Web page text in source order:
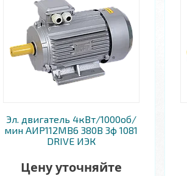
Эл. двигатель 4кВт/1000об/
мин АИР112MB6 380В 3ф 1081
DRIVE ИЭК
Цену уточняйте